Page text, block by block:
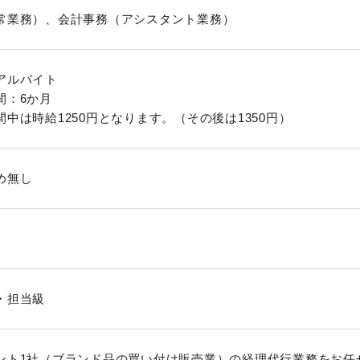
業務）、会計事務（アシスタント業務）
ルバイト
6か月
は時給1250円となります。（その後は1350円）
無し
担当級